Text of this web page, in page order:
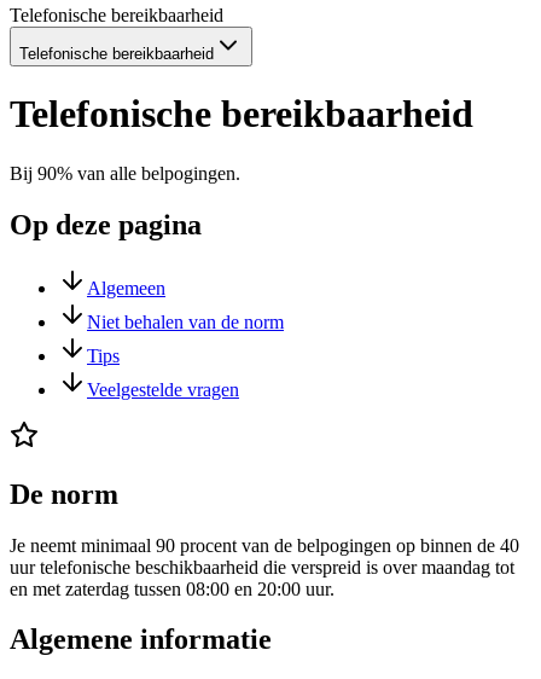
Telefonische bereikbaarheid
Telefonische bereikbaarheid
Telefonische bereikbaarheid
Bij 90% van alle belpogingen.
Op deze pagina
Algemeen
Niet behalen van de norm
Tips
Veelgestelde vragen
De norm
Je neemt minimaal 90 procent van de belpogingen op binnen de 40
uur telefonische beschikbaarheid die verspreid is over maandag tot
en met zaterdag tussen 08:00 en 20:00 uur.
Algemene informatie